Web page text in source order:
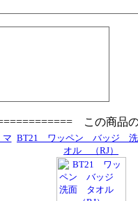
この商品
BT21 ワッペン バッジ
オル （RJ）